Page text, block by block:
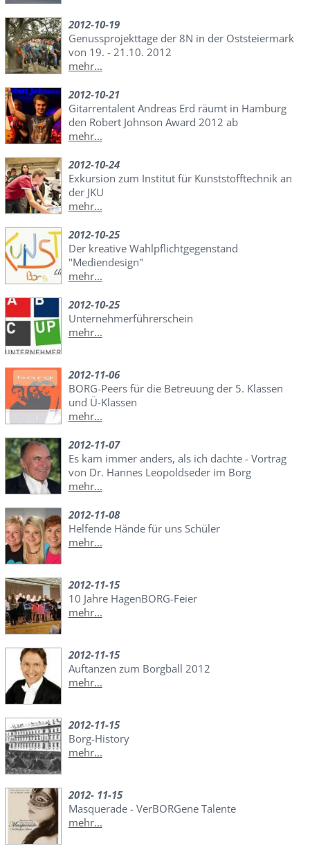
2012-10-19
Genussprojekttage der 8N in der Oststeiermark
von 19. - 21.10. 2012
mehr...
2012-10-21
Gitarrentalent Andreas Erd räumt in Hamburg
den Robert Johnson Award 2012 ab
mehr...
2012-10-24
Exkursion zum Institut für Kunststofftechnik an
der JKU
mehr...
2012-10-25
Der kreative Wahlpflichtgegenstand
"Mediendesign"
mehr...
2012-10-25
Unternehmerführerschein
mehr...
2012-11-06
BORG-Peers für die Betreuung der 5. Klassen
und Ü-Klassen
mehr...
2012-11-07
Es kam immer anders, als ich dachte - Vortrag
von Dr. Hannes Leopoldseder im Borg
mehr...
2012-11-08
Helfende Hände für uns Schüler
mehr...
2012-11-15
10 Jahre HagenBORG-Feier
mehr...
2012-11-15
Auftanzen zum Borgball 2012
mehr...
2012-11-15
Borg-History
mehr...
2012- 11-15
Masquerade - VerBORGene Talente
mehr...